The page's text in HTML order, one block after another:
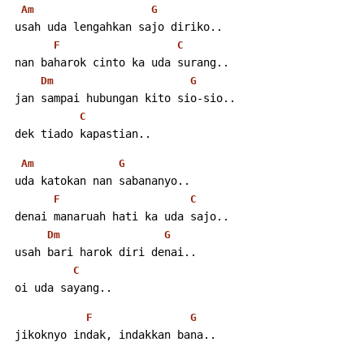
Am G
usah uda lengahkan sajo diriko..
F C
nan baharok cinto ka uda surang..
Dm G
jan sampai hubungan kito sio-sio..
C
dek tiado kapastian..
Am G
uda katokan nan sabananyo..
F C
denai manaruah hati ka uda sajo..
Dm G
usah bari harok diri denai..
C
oi uda sayang..
F G
jikoknyo indak, indakkan bana..